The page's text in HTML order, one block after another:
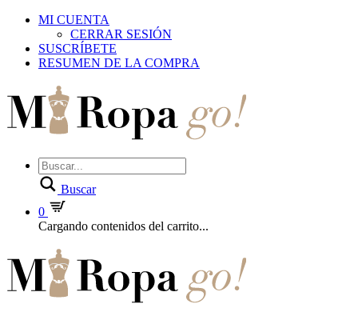
MI CUENTA
CERRAR SESIÓN
SUSCRÍBETE
RESUMEN DE LA COMPRA
Buscar
0
Cargando contenidos del carrito...